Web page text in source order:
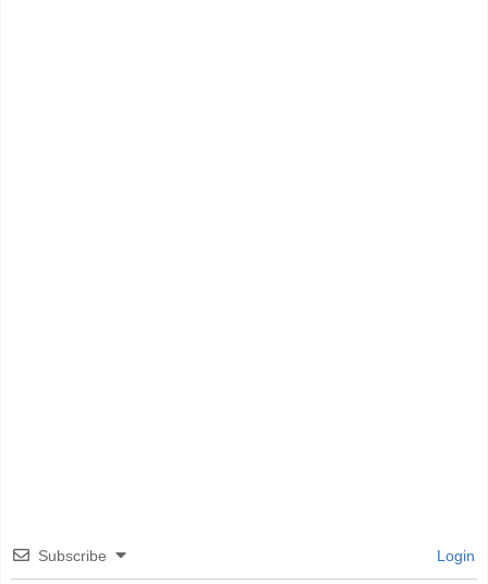
Subscribe Login